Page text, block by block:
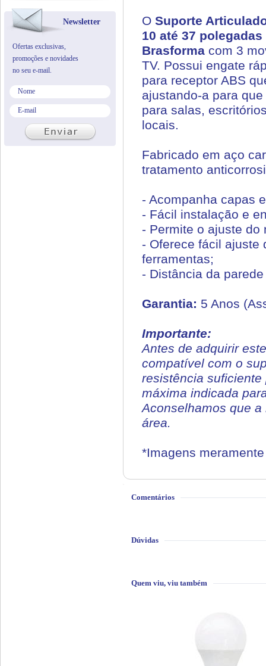
O Suporte
10 até 37
Brasforma com 3
TV. Possui engate
para receptor ABS
ajustando-a para
para salas,
locais.
Fabricado em aço
tratamento
- Acompanha capas
- Fácil instalação e
- Permite o ajuste do
- Oferece fácil ajuste
ferramentas;
- Distância da
Garantia: 5 Anos
Importante:
Antes de adquirir
compatível com o
resistência
máxima indicada
Aconselhamos que
área.
*Imagens
Comentários
Dúvidas
Quem viu, viu também
Newsletter
Ofertas exclusivas,
promoções e novidades
no seu e-mail.